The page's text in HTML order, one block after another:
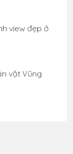
view đẹp ở
vặt Vũng